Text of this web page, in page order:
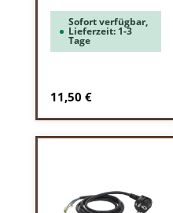
Sofort verfügbar,
Lieferzeit: 1-3
Tage
Regulärer Preis:
11,50 €